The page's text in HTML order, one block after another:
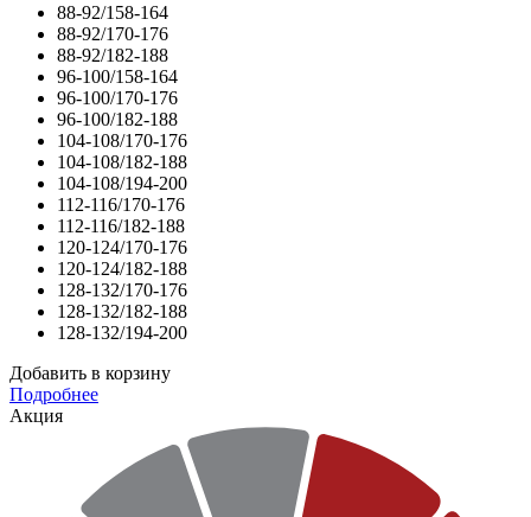
88-92/158-164
88-92/170-176
88-92/182-188
96-100/158-164
96-100/170-176
96-100/182-188
104-108/170-176
104-108/182-188
104-108/194-200
112-116/170-176
112-116/182-188
120-124/170-176
120-124/182-188
128-132/170-176
128-132/182-188
128-132/194-200
Добавить в корзину
Подробнее
Акция